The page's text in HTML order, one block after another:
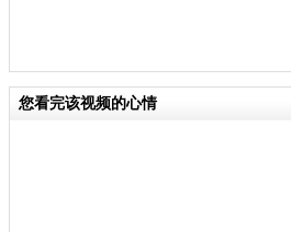
您看完该视频的心情